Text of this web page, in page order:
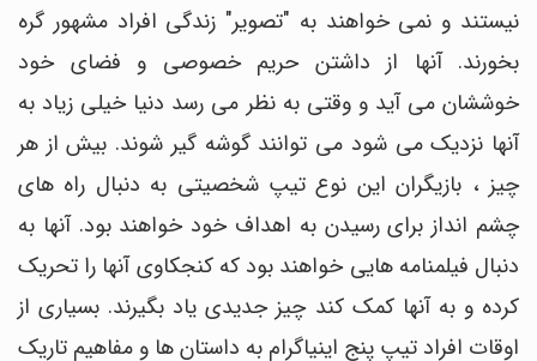
نیستند و نمی خواهند به "تصویر" زندگی افراد مشهور گره
بخورند. آنها از داشتن حریم خصوصی و فضای خود
خوششان می آید و وقتی به نظر می رسد دنیا خیلی زیاد به
آنها نزدیک می شود می توانند گوشه گیر شوند. بیش از هر
چیز ، بازیگران این نوع تیپ شخصیتی به دنبال راه های
چشم انداز برای رسیدن به اهداف خود خواهند بود. آنها به
دنبال فیلمنامه هایی خواهند بود که کنجکاوی آنها را تحریک
کرده و به آنها کمک کند چیز جدیدی یاد بگیرند. بسیاری از
اوقات افراد تیپ پنج اینیاگرام به داستان ها و مفاهیم تاریک